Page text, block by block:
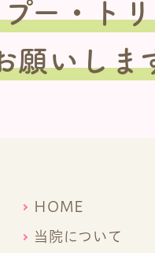
ー・ト
願いしま
HOME
当院について